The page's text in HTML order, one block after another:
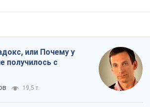
или Почему у
получилось с
19,5 т.